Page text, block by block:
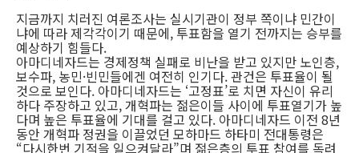
지금까지 치러진 여론조사는 실시기관이 정부 쪽이냐 민간이
냐에 따라 제각각이기 때문에, 투표함을 열기 전까지는 승부를
예상하기 힘들다.
아마디네자드는 경제정책 실패로 비난을 받고 있지만 노인층,
보수파, 농민·빈민들에겐 여전히 인기다. 관건은 투표율이 될
것으로 보인다. 아마디네자드는 ‘고정표’로 치면 자신이 유리
하다 주장하고 있고, 개혁파는 젊은이들 사이에 투표열기가 높
다며 높은 투표율에 기대를 걸고 있다. 아마디네자드 이전 8년
동안 개혁파 정권을 이끌었던 모하마드 하타미 전대통령은
“다시한번 기적을 일으켜달라”며 젊은층의 투표 참여를 독려